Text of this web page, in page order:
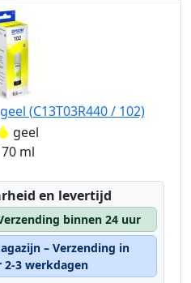
(C13T03R440 / 102)
geel
70 ml
en levertijd
binnen 24 uur
– Verzending in
2-3 werkdagen